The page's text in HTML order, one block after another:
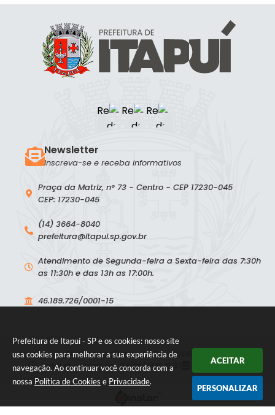
Prefeitura de Itapuí - SP e os cookies: nosso site
usa cookies para melhorar a sua experiência de
navegação. Ao continuar você concorda com a
nossa Política de Cookies e Privacidade.
ACEITAR
PERSONALIZAR
Praça da Matriz, n° 73 - Centro - CEP 17230-045
CEP: 17230-045
(14) 3664-8040
prefeitura@itapui.sp.gov.br
Atendimento de Segunda-feira a Sexta-feira das 7:30h
as 11:30h e das 13h as 17:00h.
46.189.726/0001-15
Newsletter
Inscreva-se e receba informativos
Versão do Sistema:3.5.3 - 19/06/2026
Portal atualizado em:07/08/2026 15:37 Dados Abertos